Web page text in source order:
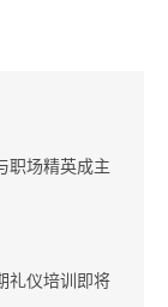
职场精英成主
礼仪培训即将